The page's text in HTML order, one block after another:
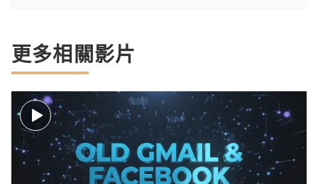
更多相關影片